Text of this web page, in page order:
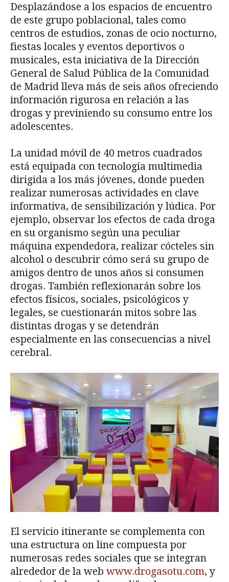
Desplazándose a los espacios de encuentro
de este grupo poblacional, tales como
centros de estudios, zonas de ocio nocturno,
fiestas locales y eventos deportivos o
musicales, esta iniciativa de la Dirección
General de Salud Pública de la Comunidad
de Madrid lleva más de seis años ofreciendo
información rigurosa en relación a las
drogas y previniendo su consumo entre los
adolescentes.
La unidad móvil de 40 metros cuadrados
está equipada con tecnología multimedia
dirigida a los más jóvenes, donde pueden
realizar numerosas actividades en clave
informativa, de sensibilización y lúdica. Por
ejemplo, observar los efectos de cada droga
en su organismo según una peculiar
máquina expendedora, realizar cócteles sin
alcohol o descubrir cómo será su grupo de
amigos dentro de unos años si consumen
drogas. También reflexionarán sobre los
efectos físicos, sociales, psicológicos y
legales, se cuestionarán mitos sobre las
distintas drogas y se detendrán
especialmente en las consecuencias a nivel
cerebral.
El servicio itinerante se complementa con
una estructura on line compuesta por
numerosas redes sociales que se integran
alrededor de la web www.drogasotu.com, y